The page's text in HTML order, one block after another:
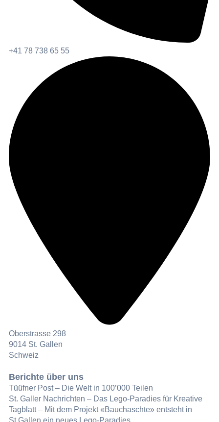
+41 78 738 65 55
Oberstrasse 298
9014 St. Gallen
Schweiz
Berichte über uns
Tüüfner Post – Die Welt in 100’000 Teilen
St. Galler Nachrichten – Das Lego-Paradies für Kreative
Tagblatt – Mit dem Projekt «Bauchaschte» entsteht in